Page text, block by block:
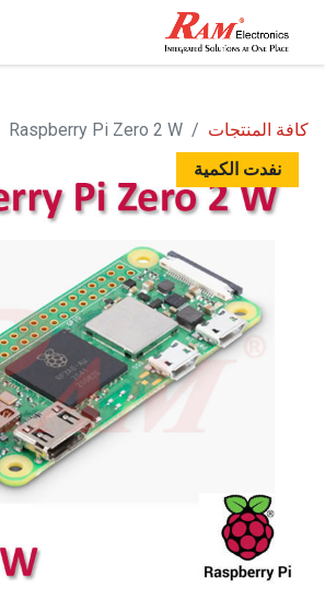
كافة المنتجات
Raspberry Pi Zero 2 W
نفدت الكمية